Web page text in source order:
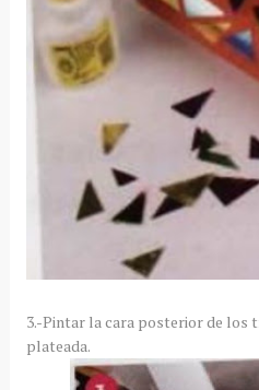
3.-Pintar la cara posterior de los
plateada.